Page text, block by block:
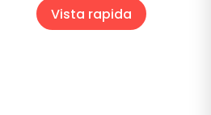
Vista rapida